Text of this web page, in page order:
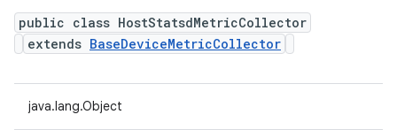
public class HostStatsdMetricCollector
extends BaseDeviceMetricCollector
java.lang.Object